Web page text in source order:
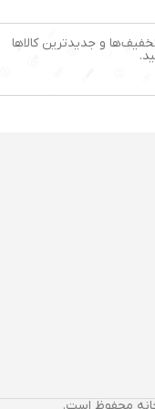
ها:7 برنامه
نمایش ال سیو جدیدترین کالاها
محفوظ است.